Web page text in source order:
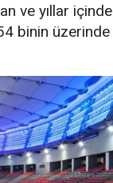
ve yıllar içinde
binin üzerinde